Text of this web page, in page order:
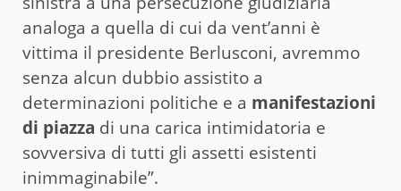
analoga a quella di cui da vent’anni è
vittima il presidente Berlusconi, avremmo
senza alcun dubbio assistito a
determinazioni politiche e a manifestazioni
di piazza di una carica intimidatoria e
sovversiva di tutti gli assetti esistenti
inimmaginabile”.